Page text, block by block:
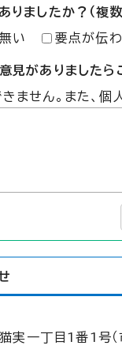
ましたか？（複数
い 要点が伝
見がありましたら
ません。また、
一丁目1番1号（